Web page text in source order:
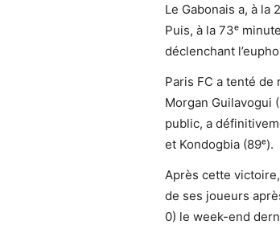
Le Gabonais a, à la
Puis, à la 73ᵉ
déclenchant
Paris FC a tenté de
Morgan Guilavogui
public, a
et Kondogbia (89ᵉ).
Après cette
de ses joueurs
0) le week-end